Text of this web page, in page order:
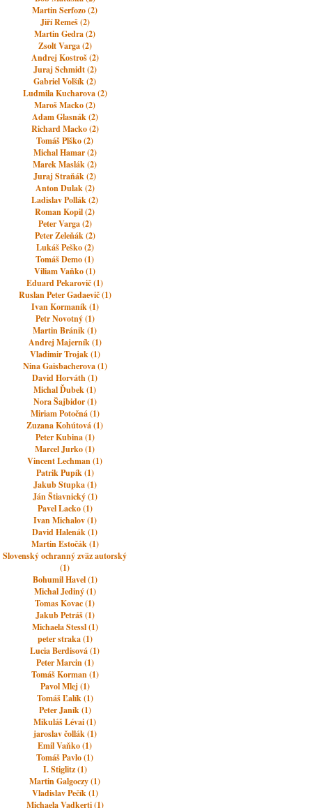
Martin Serfozo (2)
Jiří Remeš (2)
Martin Gedra (2)
Zsolt Varga (2)
Andrej Kostroš (2)
Juraj Schmidt (2)
Gabriel Volšík (2)
Ludmila Kucharova (2)
Maroš Macko (2)
Adam Glasnák (2)
Richard Macko (2)
Tomáš Plško (2)
Michal Hamar (2)
Marek Maslák (2)
Juraj Straňák (2)
Anton Dulak (2)
Ladislav Pollák (2)
Roman Kopil (2)
Peter Varga (2)
Peter Zeleňák (2)
Lukáš Peško (2)
Tomáš Demo (1)
Viliam Vaňko (1)
Eduard Pekarovič (1)
Ruslan Peter Gadaevič (1)
Ivan Kormaník (1)
Petr Novotný (1)
Martin Bránik (1)
Andrej Majerník (1)
Vladimir Trojak (1)
Nina Gaisbacherova (1)
David Horváth (1)
Michal Ďubek (1)
Nora Šajbidor (1)
Miriam Potočná (1)
Zuzana Kohútová (1)
Peter Kubina (1)
Marcel Jurko (1)
Vincent Lechman (1)
Patrik Pupík (1)
Jakub Stupka (1)
Ján Štiavnický (1)
Pavel Lacko (1)
Ivan Michalov (1)
David Halenák (1)
Martin Estočák (1)
Slovenský ochranný zväz autorský
(1)
Bohumil Havel (1)
Michal Jediný (1)
Tomas Kovac (1)
Jakub Petráš (1)
Michaela Stessl (1)
peter straka (1)
Lucia Berdisová (1)
Peter Marcin (1)
Tomáš Korman (1)
Pavol Mlej (1)
Tomáš Ľalík (1)
Peter Janík (1)
Mikuláš Lévai (1)
jaroslav čollák (1)
Emil Vaňko (1)
Tomáš Pavlo (1)
I. Stiglitz (1)
Martin Galgoczy (1)
Vladislav Pečík (1)
Michaela Vadkerti (1)